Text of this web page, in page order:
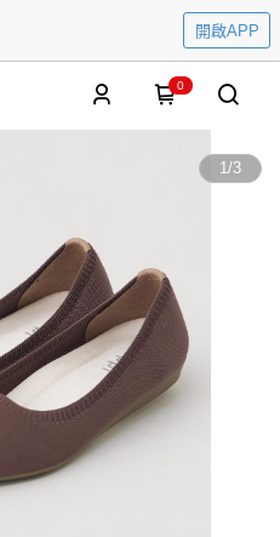
開啟APP
0
1/3